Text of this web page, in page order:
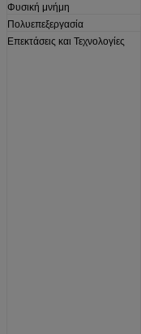
Φυσική μνήμη
Πολυεπεξεργασία
Επεκτάσεις και Τεχνολογίες